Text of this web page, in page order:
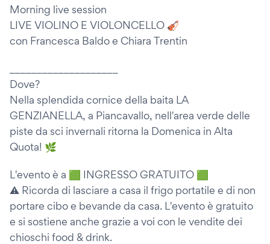
Morning live session
LIVE VIOLINO E VIOLONCELLO 🎻
con Francesca Baldo e Chiara Trentin
Dove?
Nella splendida cornice della baita LA
GENZIANELLA, a Piancavallo, nell'area verde delle
piste da sci invernali ritorna la Domenica in Alta
Quota! 🌿
L'evento è a 🟩 INGRESSO GRATUITO 🟩
⚠️ Ricorda di lasciare a casa il frigo portatile e di non
portare cibo e bevande da casa. L'evento è gratuito
e si sostiene anche grazie a voi con le vendite dei
chioschi food & drink.